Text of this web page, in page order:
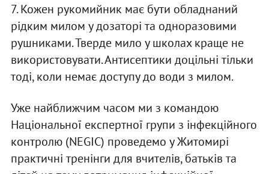
7. Кожен рукомийник має бути обладнаний
рідким милом у дозаторі та одноразовими
рушниками. Тверде мило у школах краще не
використовувати. Антисептики доцільні тільки
тоді, коли немає доступу до води з милом.
Уже найближчим часом ми з командою
Національної експертної групи з інфекційного
контролю (NEGIC) проведемо у Житомирі
практичні тренінги для вчителів, батьків та